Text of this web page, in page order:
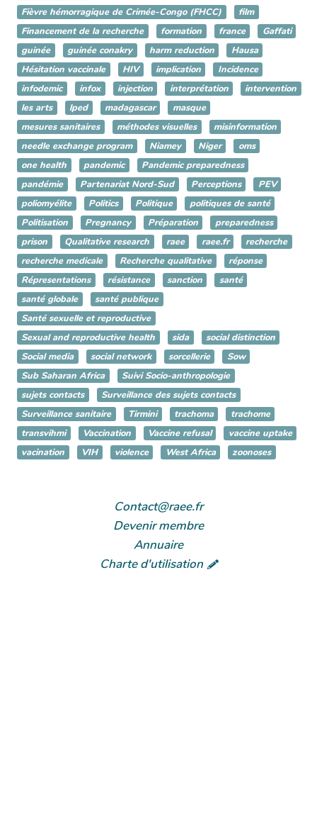
Fièvre hémorragique de Crimée-Congo (FHCC)
film
Financement de la recherche
formation france
Gaffati
guinée
guinée conakry harm reduction
Hausa
Hésitation vaccinale
HIV implication
Incidence
infodemic
infox injection interprétation
intervention
les arts
lped madagascar
masque
mesures sanitaires
méthodes visuelles
misinformation
needle exchange program
Niamey Niger
oms
one health
pandemic
Pandemic preparedness
pandémie
Partenariat Nord-Sud Perceptions
PEV
poliomyélite
Politics Politique
politiques de santé
Politisation
Pregnancy Préparation
preparedness
prison
Qualitative research raee raee.fr
recherche
recherche medicale
Recherche qualitative
réponse
Répresentations
résistance sanction
santé
santé globale
santé publique
Santé sexuelle et reproductive
Sexual and reproductive health
sida
social distinction
Social media
social network sorcellerie
Sow
Sub Saharan Africa
Suivi Socio-anthropologie
sujets contacts
Surveillance des sujets contacts
Surveillance sanitaire
Tirmini trachoma
trachome
transvihmi
Vaccination Vaccine refusal
vaccine uptake
vacination
VIH violence West Africa zoonoses
Contact@raee.fr
Devenir membre
Annuaire
Charte d'utilisation